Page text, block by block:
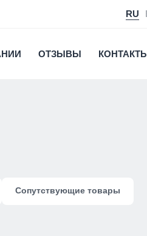
RU
ОТЗЫВЫ
Сопутствующие товары